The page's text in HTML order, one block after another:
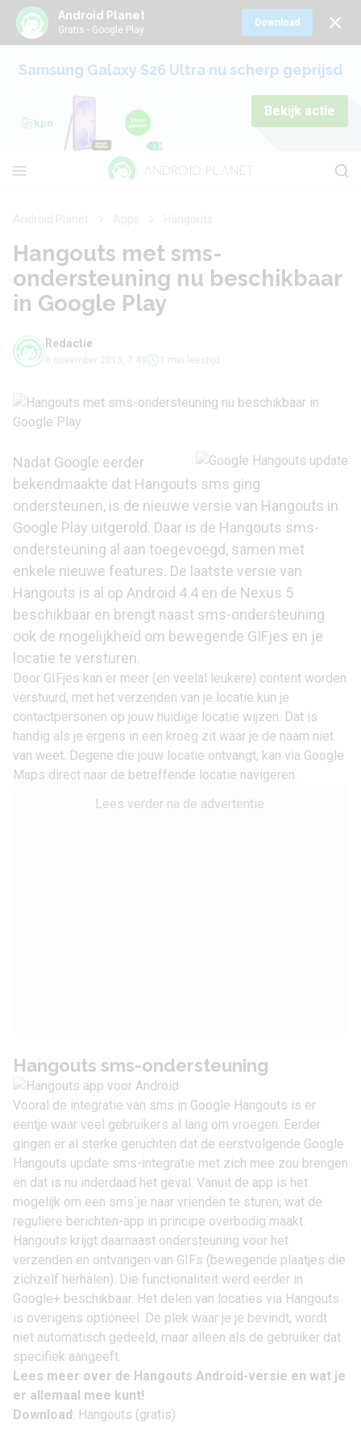
Android Planet
Gratis - Google Play
Download
Samsung Galaxy S26 Ultra nu scherp geprijsd
Bekijk actie
Hangouts met sms-
ondersteuning nu beschikbaar
in Google Play
Redactie
8 november 2013, 7:49 1 min leestijd
Nadat Google eerder
bekendmaakte dat Hangouts sms ging
ondersteunen, is de nieuwe versie van Hangouts in
Google Play uitgerold. Daar is de Hangouts sms-
ondersteuning al aan toegevoegd, samen met
enkele nieuwe features. De laatste versie van
Hangouts is al op Android 4.4 en de Nexus 5
beschikbaar en brengt naast sms-ondersteuning
ook de mogelijkheid om bewegende GIFjes en je
locatie te versturen.
Door GIFjes kan er meer (en veelal leukere) content worden
verstuurd, met het verzenden van je locatie kun je
contactpersonen op jouw huidige locatie wijzen. Dat is
handig als je ergens in een kroeg zit waar je de naam niet
van weet. Degene die jouw locatie ontvangt, kan via Google
Maps direct naar de betreffende locatie navigeren.
Lees verder na de advertentie.
Hangouts sms-ondersteuning
Vooral de integratie van sms in Google Hangouts is er
eentje waar veel gebruikers al lang om vroegen. Eerder
gingen er al sterke geruchten dat de eerstvolgende Google
Hangouts update sms-integratie met zich mee zou brengen
en dat is nu inderdaad het geval. Vanuit de app is het
mogelijk om een sms`je naar vrienden te sturen, wat de
reguliere berichten-app in principe overbodig maakt.
Hangouts krijgt daarnaast ondersteuning voor het
verzenden en ontvangen van GIFs (bewegende plaatjes die
zichzelf herhalen). Die functionaliteit werd eerder in
Google+ beschikbaar. Het delen van locaties via Hangouts
is overigens optioneel. De plek waar je je bevindt, wordt
niet automatisch gedeeld, maar alleen als de gebruiker dat
specifiek aangeeft.
Lees meer over de Hangouts Android-versie en wat je
er allemaal mee kunt!
Download: Hangouts (gratis)